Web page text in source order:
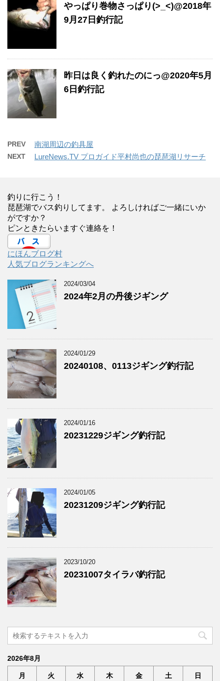
やっぱり巻物さっぱり(>_<)@2018年
9月27日釣行記
昨日は良く釣れたのにっ@2020年5月
6日釣行記
PREV 南湖周辺の釣具屋
NEXT LureNews.TV プロガイド平村尚也の琵琶湖リサーチ
釣りに行こう！
琵琶湖でバス釣りしてます。 よろしければご一緒にいか
がですか？
ピンときたらいますぐ連絡を！
にほんブログ村
人気ブログランキングへ
2024/03/04
2024年2月の丹後ジギング
2024/01/29
20240108、0113ジギング釣行記
2024/01/16
20231229ジギング釣行記
2024/01/05
20231209ジギング釣行記
2023/10/20
20231007タイラバ釣行記
2026年8月
月 火 水 木 金 土 日